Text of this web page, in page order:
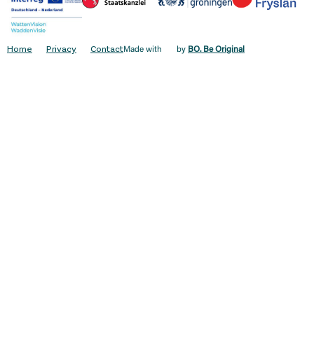
Home Privacy ContactMade with by BO. Be Original